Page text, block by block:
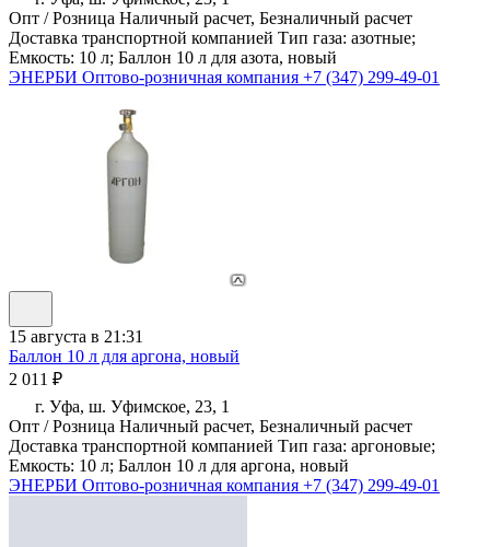
Опт / Розница Наличный расчет, Безналичный расчет
Доставка транспортной компанией Тип газа: азотные;
Емкость: 10 л; Баллон 10 л для азота, новый
ЭНЕРБИ Оптово-розничная компания +7 (347) 299-49-01
15 августа в 21:31
Баллон 10 л для аргона, новый
2 011 ₽
г. Уфа, ш. Уфимское, 23, 1
Опт / Розница Наличный расчет, Безналичный расчет
Доставка транспортной компанией Тип газа: аргоновые;
Емкость: 10 л; Баллон 10 л для аргона, новый
ЭНЕРБИ Оптово-розничная компания +7 (347) 299-49-01